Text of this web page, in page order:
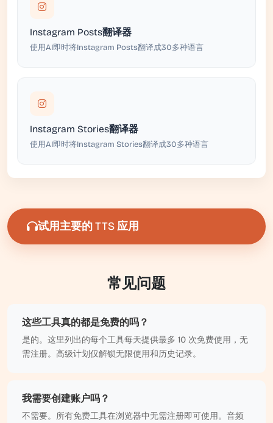
Instagram Posts翻译器
使用AI即时将Instagram Posts翻译成30多种语言
Instagram Stories翻译器
使用AI即时将Instagram Stories翻译成30多种语言
试用主要的 TTS 应用
常见问题
这些工具真的都是免费的吗？
是的。这里列出的每个工具每天提供最多 10 次免费使用，无
需注册。高级计划仅解锁无限使用和历史记录。
我需要创建账户吗？
不需要。所有免费工具在浏览器中无需注册即可使用。音频